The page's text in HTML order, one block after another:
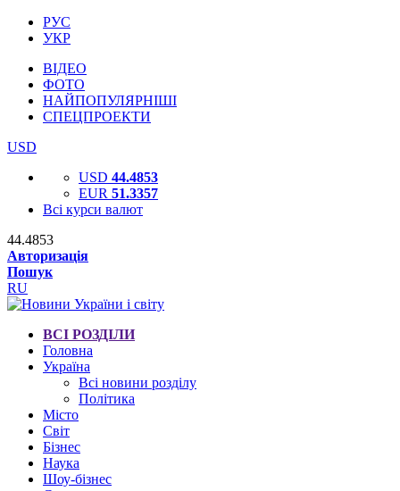
РУС
УКР
ВІДЕО
ФОТО
НАЙПОПУЛЯРНІШІ
СПЕЦПРОЕКТИ
USD
USD 44.4853
EUR 51.3357
Всі курси валют
44.4853
Авторизація
Пошук
RU
ВСІ РОЗДІЛИ
Головна
Україна
Всі новини розділу
Політика
Місто
Світ
Бізнес
Наука
Шоу-бізнес